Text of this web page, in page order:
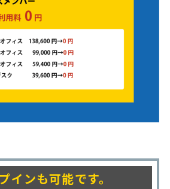
インも可能です。